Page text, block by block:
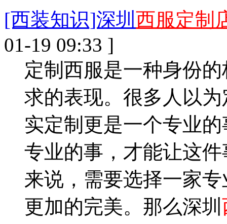
[西装知识]深圳 西服定制
01-19 09:33 ]
定制西服是一种身份
求的表现。很多人以
实定制更是一个专业
专业的事，才能让这
来说，需要选择一家
更加的完美。那么深圳